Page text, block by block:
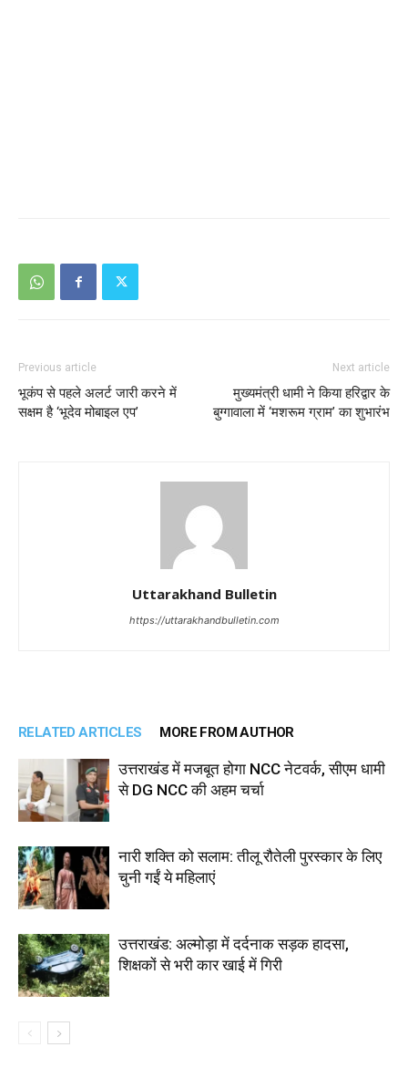
Previous article
भूकंप से पहले अलर्ट जारी करने में
सक्षम है ‘भूदेव मोबाइल एप’
Next article
मुख्यमंत्री धामी ने किया हरिद्वार के
बुग्गावाला में ‘मशरूम ग्राम’ का शुभारंभ
Uttarakhand Bulletin
https://uttarakhandbulletin.com
RELATED ARTICLES MORE FROM AUTHOR
उत्तराखंड में मजबूत होगा NCC नेटवर्क, सीएम धामी
से DG NCC की अहम चर्चा
नारी शक्ति को सलाम: तीलू रौतेली पुरस्कार के लिए
चुनी गईं ये महिलाएं
उत्तराखंड: अल्मोड़ा में दर्दनाक सड़क हादसा,
शिक्षकों से भरी कार खाई में गिरी